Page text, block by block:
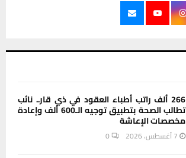
266 ألف راتب أطباء العقود في ذي قار.. نائب
تطالب الصحة بتطبيق توجيه الـ600 ألف وإعادة
مخصصات الإعاشة
7 أغسطس، 2026 0